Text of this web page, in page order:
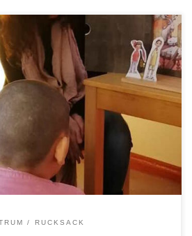
Projekt im AWO
mit den beteiligten Kitas ein
von Baobab e.V. Constanza Silva Lira
dem Kamishibai, einem Mini-Theater
Kinder auf anderen Kontinenten. Die
mit dem Jungen Dudu […]
RUCKSACK